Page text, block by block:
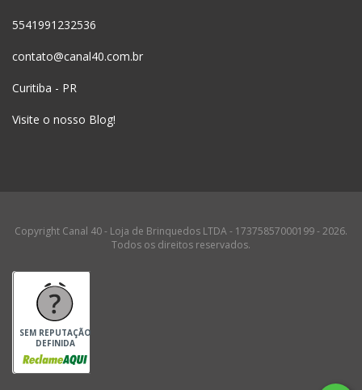
5541991232536
contato@canal40.com.br
Curitiba - PR
Visite o nosso Blog!
Copyright Canal 40 - Loja de Brinquedos LTDA - 17375857000199 - 2026.
Todos os direitos reservados.
SEM REPUTAÇÃO
DEFINIDA